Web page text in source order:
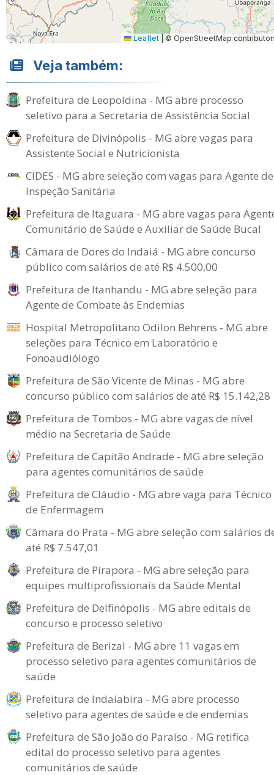
Leaflet © OpenStreetMap
Veja também:
Prefeitura de Leopoldina - MG abre processo
seletivo para a Secretaria de Assistência Social
Prefeitura de Divinópolis - MG abre vagas para
Assistente Social e Nutricionista
CIDES - MG abre seleção com vagas para Agente de
Inspeção Sanitária
Prefeitura de Itaguara - MG abre vagas para
Comunitário de Saúde e Auxiliar de Saúde Bucal
Câmara de Dores do Indaiá - MG abre concurso
público com salários de até R$ 4.500,00
Prefeitura de Itanhandu - MG abre seleção para
Agente de Combate às Endemias
Hospital Metropolitano Odilon Behrens - MG abre
seleções para Técnico em Laboratório e
Fonoaudiólogo
Prefeitura de São Vicente de Minas - MG abre
concurso público com salários de até R$ 15.142,28
Prefeitura de Tombos - MG abre vagas de nível
médio na Secretaria de Saúde
Prefeitura de Capitão Andrade - MG abre seleção
para agentes comunitários de saúde
Prefeitura de Cláudio - MG abre vaga para Técnico
de Enfermagem
Câmara do Prata - MG abre seleção com salários
até R$ 7.547,01
Prefeitura de Pirapora - MG abre seleção para
equipes multiprofissionais da Saúde Mental
Prefeitura de Delfinópolis - MG abre editais de
concurso e processo seletivo
Prefeitura de Berizal - MG abre 11 vagas em
processo seletivo para agentes comunitários de
saúde
Prefeitura de Indaiabira - MG abre processo
seletivo para agentes de saúde e de endemias
Prefeitura de São João do Paraíso - MG retifica
edital do processo seletivo para agentes
comunitários de saúde